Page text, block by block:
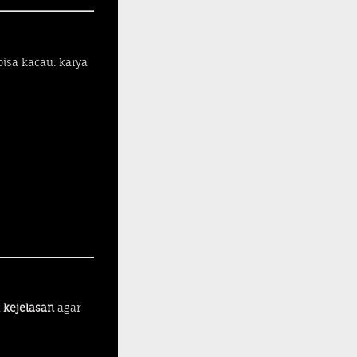
kacau: karya
kejelasan agar